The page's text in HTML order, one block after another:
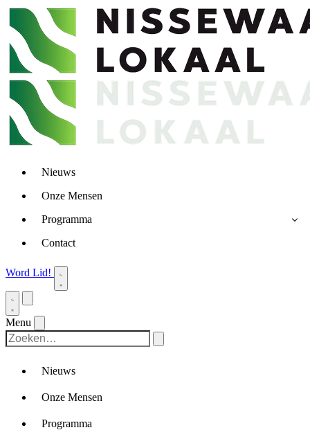
Nieuws
Onze Mensen
Programma
Contact
Word Lid!
Menu
Nieuws
Onze Mensen
Programma